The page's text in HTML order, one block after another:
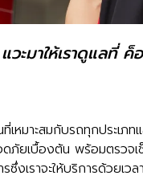
ะมาให้เราดูแลที่
เหมาะสมกับรถทุกประเภ
ยเบื้องต้น พร้อมตรวจเ
งเราจะให้บริการด้วยเว